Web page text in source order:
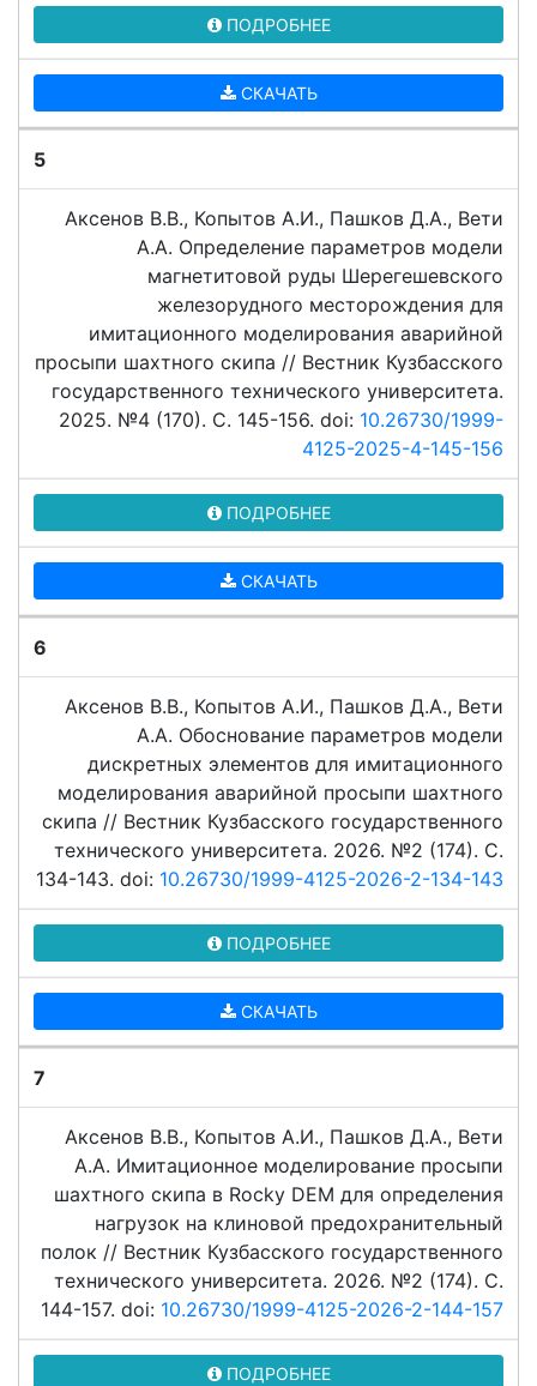
ПОДРОБНЕЕ
СКАЧАТЬ
5
Аксенов В.В., Копытов А.И., Пашков Д.А., Вети
А.А. Определение параметров модели
магнетитовой руды Шерегешевского
железорудного месторождения для
имитационного моделирования аварийной
просыпи шахтного скипа // Вестник Кузбасского
государственного технического университета.
2025. №4 (170). C. 145-156. doi: 10.26730/1999-
4125-2025-4-145-156
ПОДРОБНЕЕ
СКАЧАТЬ
6
Аксенов В.В., Копытов А.И., Пашков Д.А., Вети
А.А. Обоснование параметров модели
дискретных элементов для имитационного
моделирования аварийной просыпи шахтного
скипа // Вестник Кузбасского государственного
технического университета. 2026. №2 (174). C.
134-143. doi: 10.26730/1999-4125-2026-2-134-143
ПОДРОБНЕЕ
СКАЧАТЬ
7
Аксенов В.В., Копытов А.И., Пашков Д.А., Вети
А.А. Имитационное моделирование просыпи
шахтного скипа в Rocky DEM для определения
нагрузок на клиновой предохранительный
полок // Вестник Кузбасского государственного
технического университета. 2026. №2 (174). C.
144-157. doi: 10.26730/1999-4125-2026-2-144-157
ПОДРОБНЕЕ